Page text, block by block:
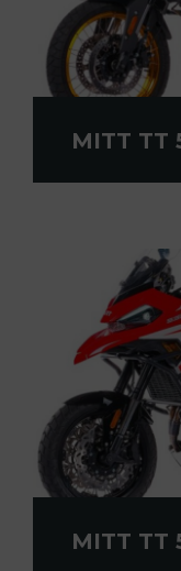
MITT TT
MITT TT